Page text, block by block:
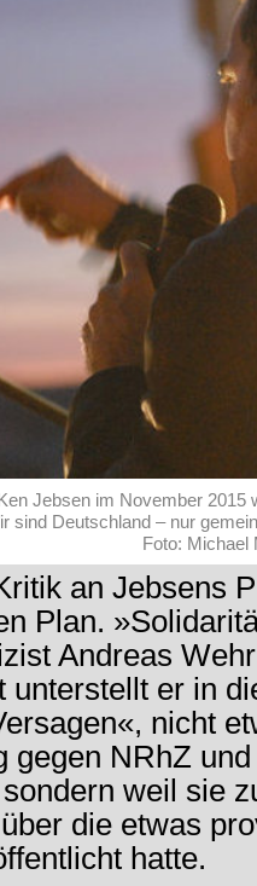
Ken Jebsen im November 2015
sind Deutschland – nur
Foto: Michael
an Jebsens
Plan.
Andreas
unterstellt er in
nicht
gegen NRhZ
weil sie
die etwas
hatte.